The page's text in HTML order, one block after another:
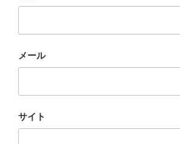
メール
サイト